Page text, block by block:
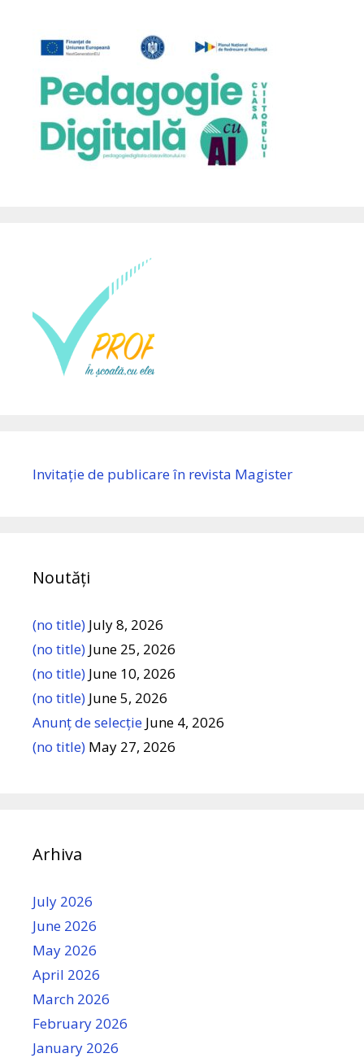
Invitație de publicare în revista Magister
Noutăți
(no title) July 8, 2026
(no title) June 25, 2026
(no title) June 10, 2026
(no title) June 5, 2026
Anunț de selecție June 4, 2026
(no title) May 27, 2026
Arhiva
July 2026
June 2026
May 2026
April 2026
March 2026
February 2026
January 2026